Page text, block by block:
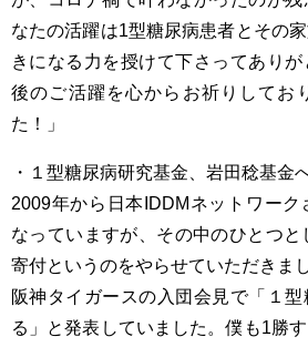
なたの活躍は1型糖尿病患者とその
きになる力を授けて下さってあり
後のご活躍を心からお祈りしてお
た！」
・１型糖尿病研究基金、岩田稔基金
2009年から日本IDDMネットワーク
なっていますが、その中のひとつと
寄付というのをやらせていただきまし
阪神タイガースの入団会見で「１
る」と発表していました。僕も1勝